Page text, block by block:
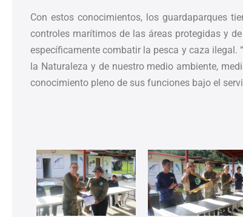
Con estos conocimientos, los guardaparques
controles marítimos de las áreas protegidas y
específicamente combatir la pesca y caza
la Naturaleza y de nuestro medio ambiente,
conocimiento pleno de sus funciones bajo el